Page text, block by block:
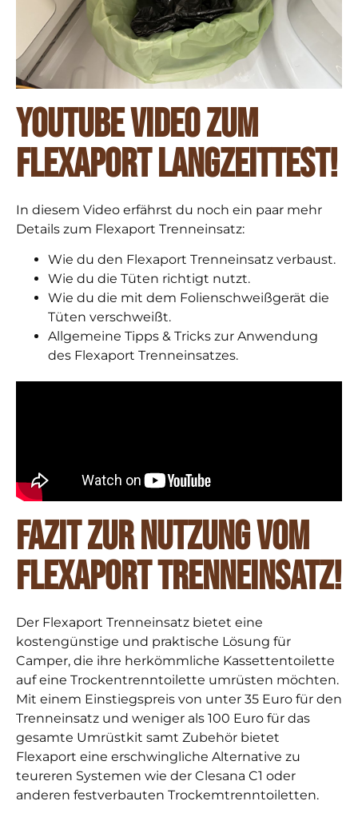
YouTube Video zum
Flexaport Langzeittest!
In diesem Video erfährst du noch ein paar mehr
Details zum Flexaport Trenneinsatz:
Wie du den Flexaport Trenneinsatz verbaust.
Wie du die Tüten richtigt nutzt.
Wie du die mit dem Folienschweißgerät die
Tüten verschweißt.
Allgemeine Tipps & Tricks zur Anwendung
des Flexaport Trenneinsatzes.
Fazit zur Nutzung vom
Flexaport Trenneinsatz!
Der Flexaport Trenneinsatz bietet eine
kostengünstige und praktische Lösung für
Camper, die ihre herkömmliche Kassettentoilette
auf eine Trockentrenntoilette umrüsten möchten.
Mit einem Einstiegspreis von unter 35 Euro für den
Trenneinsatz und weniger als 100 Euro für das
gesamte Umrüstkit samt Zubehör bietet
Flexaport eine erschwingliche Alternative zu
teureren Systemen wie der Clesana C1 oder
anderen festverbauten Trockemtrenntoiletten.